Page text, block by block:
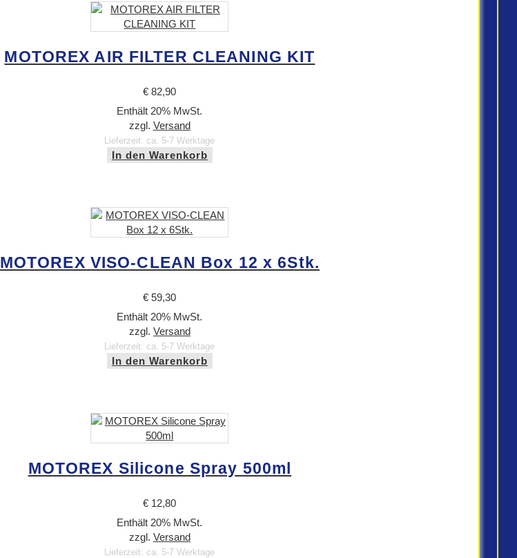
MOTOREX AIR FILTER CLEANING KIT
€ 82,90
Enthält 20% MwSt.
zzgl. Versand
Lieferzeit: ca. 5-7 Werktage
In den Warenkorb
MOTOREX VISO-CLEAN Box 12 x 6Stk.
€ 59,30
Enthält 20% MwSt.
zzgl. Versand
Lieferzeit: ca. 5-7 Werktage
In den Warenkorb
MOTOREX Silicone Spray 500ml
€ 12,80
Enthält 20% MwSt.
zzgl. Versand
Lieferzeit: ca. 5-7 Werktage